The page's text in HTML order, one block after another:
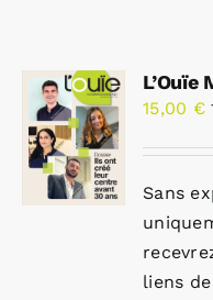
L’Ouïe
15,00 €
Sans
liens